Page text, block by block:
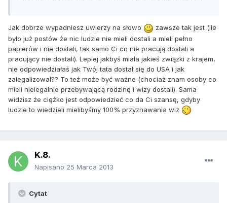
Jak dobrze wypadniesz uwierzy na słowo
zawsze tak jest (ile
było już postów że nic ludzie nie mieli dostali a mieli pełno
papierów i nie dostali, tak samo Ci co nie pracują dostali a
pracujący nie dostali). Lepiej jakbyś miała jakieś związki z krajem,
nie odpowiedziałaś jak Twój tata dostał się do USA i jak
zalegalizował?? To też może być ważne (chociaż znam osoby co
mieli nielegalnie przebywającą rodzinę i wizy dostali). Sama
widzisz że ciężko jest odpowiedzieć co da Ci szansę, gdyby
ludzie to wiedzieli mielibyśmy 100% przyznawania wiz
K.8.
Napisano 25 Marca 2013
Cytat